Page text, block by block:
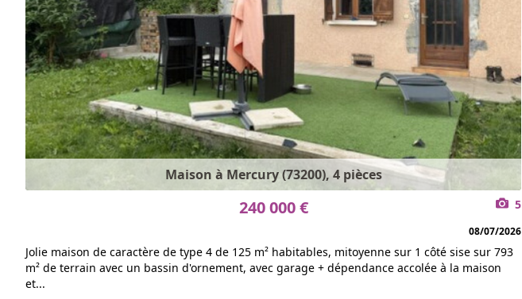
Maison à Mercury (73200), 4 pièces
240 000 € 5
08/07/2026
Jolie maison de caractère de type 4 de 125 m² habitables, mitoyenne sur 1 côté sise sur 793
m² de terrain avec un bassin d'ornement, avec garage + dépendance accolée à la maison
et...